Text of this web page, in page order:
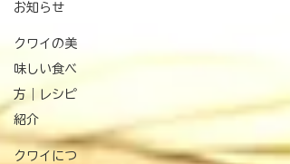
お知らせ
クワイの美
味しい食べ
方｜レシピ
紹介
クワイにつ